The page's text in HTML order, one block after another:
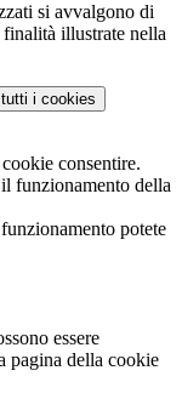
si avvalgono di
illustrate nella
i cookies
consentire.
funzionamento della
potete
essere
pagina della cookie